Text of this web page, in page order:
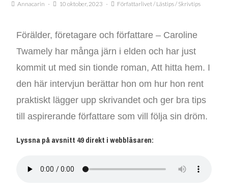
Annacarin 10 oktober, 2023 Författarlivet/ Lästips/ Skrivtips
Förälder, företagare och författare – Caroline
Twamely har många järn i elden och har just
kommit ut med sin tionde roman, Att hitta hem. I
den här intervjun berättar hon om hur hon rent
praktiskt lägger upp skrivandet och ger bra tips
till aspirerande författare som vill följa sin dröm.
Lyssna på avsnitt 49 direkt i webbläsaren: